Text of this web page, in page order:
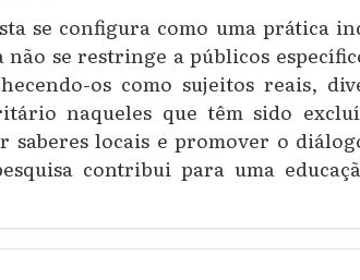
se configura como uma prática
se restringe a públicos
os como sujeitos reais,
naqueles que têm sido
saberes locais e promover o
contribui para uma